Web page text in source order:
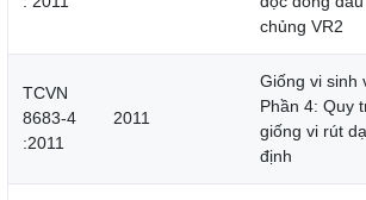
chủng VR2
TCVN
8683-4
:2011
2011
Giống vi sinh
Phần 4: Quy
giống vi rút
định